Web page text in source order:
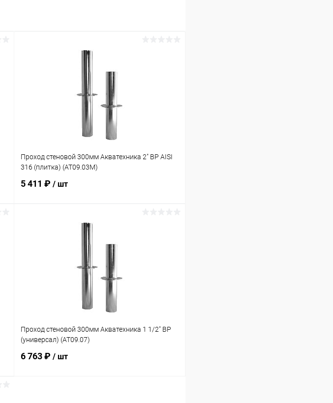
Проход стеновой 300мм Акватехника 2" ВР AISI
316 (плитка) (AT09.03M)
5 411 ₽ / шт
В корзину
Проход стеновой 300мм Акватехника 1 1/2" ВР
(универсал) (AT09.07)
6 763 ₽ / шт